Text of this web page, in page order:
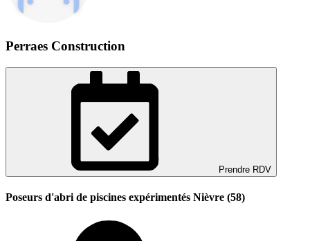
Perraes Construction
Prendre RDV
Poseurs d'abri de piscines expérimentés Nièvre (58)